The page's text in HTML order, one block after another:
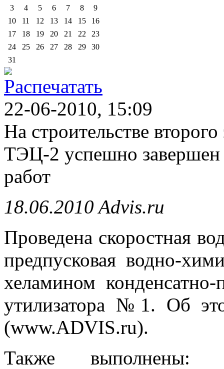
3
4 5 6 7 8
9
10
11 12 13 14 15
16
17
18 19 20 21 22
23
24
25 26 27 28 29
30
31
22-06-2010, 15:09
На строительстве
ТЭЦ-2 успешно завершен
работ
18.06.2010 Advis.ru
Проведена скоростная
предпусковая водно-
хеламином
утилизатора №1. Об
(www.ADVIS.ru).
Также выполнены: